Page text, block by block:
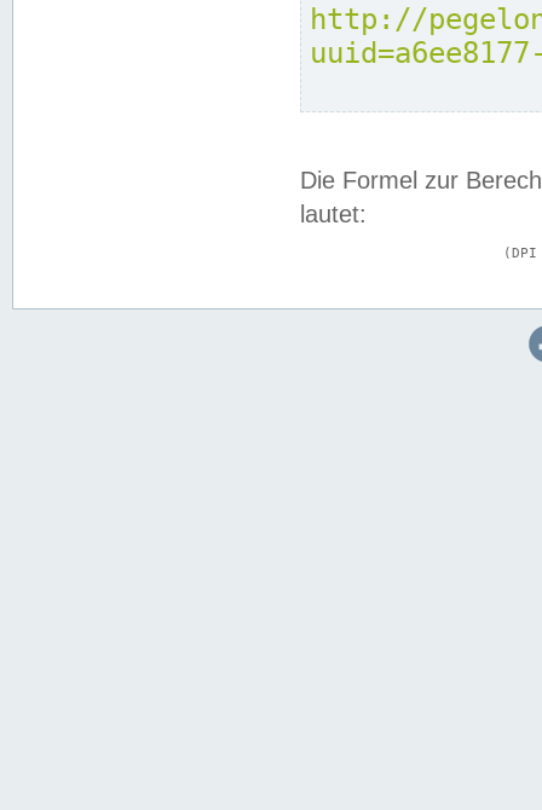
http://
Die Formel zur
lautet: